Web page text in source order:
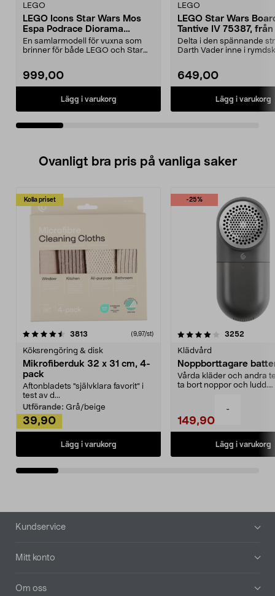
-
LEGO
LEGO Icons Star Wars Mos
Espa Podrace Diorama
75380, 18+
En samlarmodell för vuxna som
brinner för både LEGO och Star
999,00
Lägg i varukorg
LEGO
LEGO Star Wars
Tantive IV 75387,
Delta i den spännande
Darth Vader inne i
649,00
Lägg i varukorg
Ovanligt bra pris på vanliga saker
Kolla priset
3813 (9,97/st)
Köksrengöring & disk
Mikrofiberduk 32 x 31 cm, 4-
pack
Aftonbladets "självklara favorit” i
test av d...
Utförande: Grå/beige
39,90
Lägg i varukorg
-25%
4.0av 5 stjärnor 3252
Klädvård
Noppborttagare
Vårda kläder och andra
ta bort noppor och ludd.
149,90
Lägg i varukorg
4.5av 5 stjärnor
Sidfot
Kundservice
Mitt konto
Om oss